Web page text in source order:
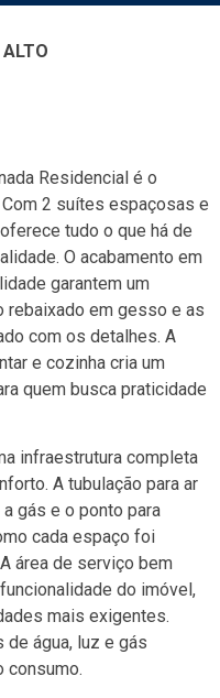
Residencial é o
2 suítes espaçosas e
tudo o que há de
O acabamento em
garantem um
rebaixado em gesso e as
com os detalhes. A
e cozinha cria um
quem busca praticidade
infraestrutura completa
A tubulação para ar
gás e o ponto para
cada espaço foi
área de serviço bem
do imóvel,
mais exigentes.
água, luz e gás
consumo.